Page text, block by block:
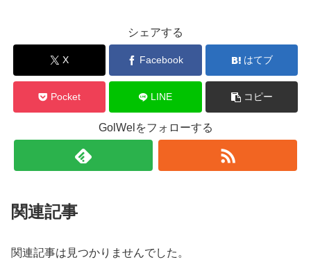
シェアする
X Facebook はてブ
Pocket LINE コピー
GolWelをフォローする
関連記事
関連記事は見つかりませんでした。